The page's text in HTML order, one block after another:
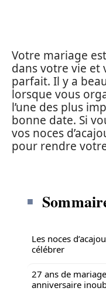
Votre mariage
dans votre vie et
parfait. Il y a
lorsque vous
l’une des plus
bonne date. Si
vos noces
pour rendre
Les noces
célébrer
27 ans de
anniversaire